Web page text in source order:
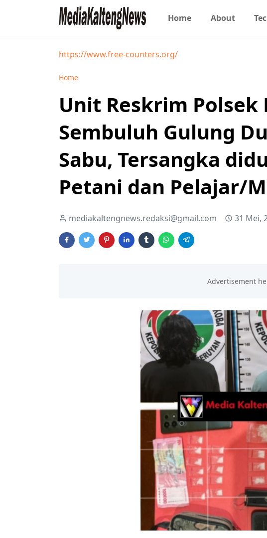
Home About
https://www.free-counters.org/
Home
Unit Reskrim Polsek
Sembuluh Gulung
Sabu, Tersangka
Petani dan Pelajar/
mediakaltengnews.redaksi@gmail.com 31 Mei,